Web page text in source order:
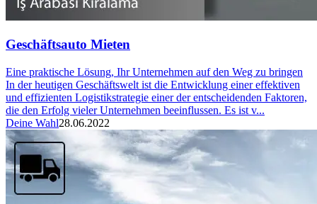
Geschäftsauto Mieten
Eine praktische Lösung, Ihr Unternehmen auf den Weg zu bringen
In der heutigen Geschäftswelt ist die Entwicklung einer effektiven
und effizienten Logistikstrategie einer der entscheidenden Faktoren,
die den Erfolg vieler Unternehmen beeinflussen. Es ist v...
Deine Wahl28.06.2022